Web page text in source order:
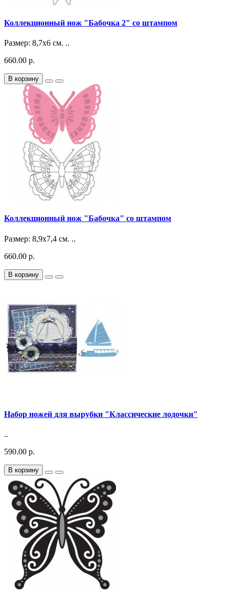
Коллекционный нож "Бабочка 2" со штампом
Размер: 8,7х6 см. ..
660.00 р.
В корзину
Коллекционный нож "Бабочка" со штампом
Размер: 8,9х7,4 см. ..
660.00 р.
В корзину
Набор ножей для вырубки "Классические лодочки"
..
590.00 р.
В корзину